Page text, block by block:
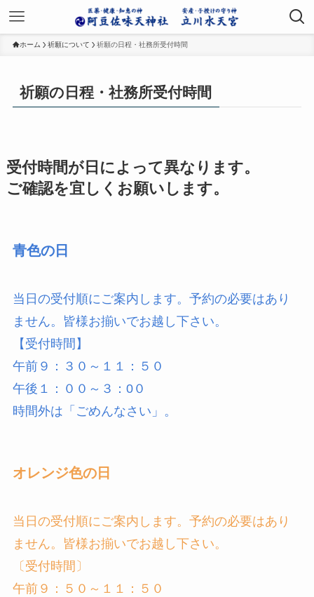
ホーム 祈願について 祈願の日程・社務所受付時間
祈願の日程・社務所受付時間
受付時間が日によって異なります。
ご確認を宜しくお願いします。
青色の日
当日の受付順にご案内します。予約の必要はあり
ません。皆様お揃いでお越し下さい。
【受付時間】
午前９：３０～１１：５０
午後１：００～３：0０
時間外は「ごめんなさい」。
オレンジ色の日
当日の受付順にご案内します。予約の必要はあり
ません。皆様お揃いでお越し下さい。
〔受付時間〕
午前９：５０～１１：５０